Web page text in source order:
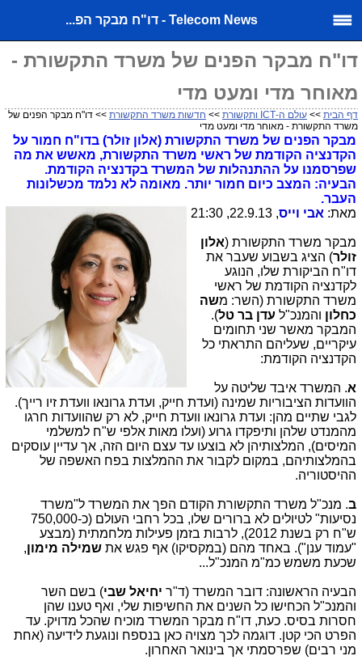
Telecom News - דו"ח מבקר הפ...
דו"ח מבקר הפנים של משרד התקשורת -
מאוחר מדי ומעט מדי
דף הבית >> עולם ה-ICT ותקשורת >> חדשות משרד התקשורת >> דו"ח מבקר הפנים של
משרד התקשורת - מאוחר מדי ומעט מדי
מבקר הפנים של משרד התקשורת (אלון זולר) בדו"ח חמור על
הקדנציה הקודמת של ראשי משרד התקשורת, מאשש את מה
שפרסמנו על ההתנהלות של המשרד בקדנציה הקודמת.
הבעיה: המצב כיום חמור יותר. מאומה לא נלמד מכשלונות
העבר.
מאת: אבי וייס, 22.9.13, 21:30
מבקר משרד התקשורת (אלון
זולר) הציג בשבוע שעבר את
דו"ח הביקורת שלו, הנוגע
לקדנציה הקודמת של ראשי
משרד התקשורת (השר: משה
כחלון והמנכ"ל עדן בר טל).
המבקר מאשר שני תחומים
עיקריים, שעליהם התראתי כל
הקדנציה הקודמת:
א. המשרד איבד שליטה על
הוועדות הציבוריות שמינה (ועדת חייק, ועדת גרונאו וועדת זיו רייך).
לגבי שתיים מהן: ועדת גרונאו וועדת חייק, לא רק שהוועדות חרגו
מהמנדט שלהן ותיפקדו גרוע (ועלו מאות אלפי ש"ח למשלמי
המיסים), המלצותיהן לא בוצעו עד עצם היום הזה, אך עדיין עוסקים
בהמלצותיהם, במקום לקבור את ההמלצות בפח האשפה של
ההיסטוריה.
ב. מנכ"ל משרד התקשורת הקודם הפך את המשרד ל"משרד
נסיעות" לטיולים לא ברורים שלו, בכל רחבי העולם (כ-750,000
ש"ח רק בשנת 2012), לרבות בזמן פעילות מלחמתית (מבצע
"עמוד ענן"). באחד מהם (במקסיקו) אף פגש את שמילה מימון,
שכעת משמש כמ"מ המנכ"ל...
הבעיה הראשונה: דובר המשרד (ד"ר יחיאל שבי) בשם השר
והמנכ"ל הכחישו כל השנים את החשיפות שלי, ואף טענו שהן
חסרות בסיס. כעת, דו"ח מבקר המשרד מוכיח שהכל מדויק. עד
הפרט הכי קטן. דוגמה לכך מצויה כאן בנספח ונוגעת לידיעה (אחת
מני רבים) שפרסמתי אך בינואר האחרון.